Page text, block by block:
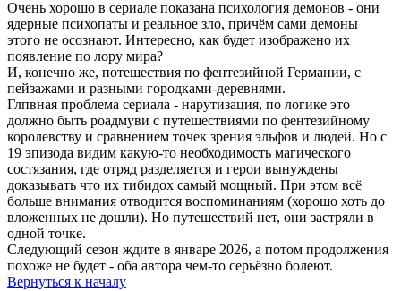
Очень хорошо в сериале показана психология демонов - они
ядерные психопаты и реальное зло, причём сами демоны
этого не осознают. Интересно, как будет изображено их
появление по лору мира?
И, конечно же, потешествия по фентезийной Германии, с
пейзажами и разными городками-деревнями.
Глпвная проблема сериала - нарутизация, по логике это
должно быть роадмуви с путешествиями по фентезийному
королевству и сравнением точек зрения эльфов и людей. Но с
19 эпизода видим какую-то необходимость магического
состязания, где отряд разделяется и герои вынуждены
доказывать что их тибидох самый мощный. При этом всё
больше внимания отводится воспоминаниям (хорошо хоть до
вложенных не дошли). Но путешествий нет, они застряли в
одной точке.
Следующий сезон ждите в январе 2026, а потом продолжения
похоже не будет - оба автора чем-то серьёзно болеют.
Вернуться к началу